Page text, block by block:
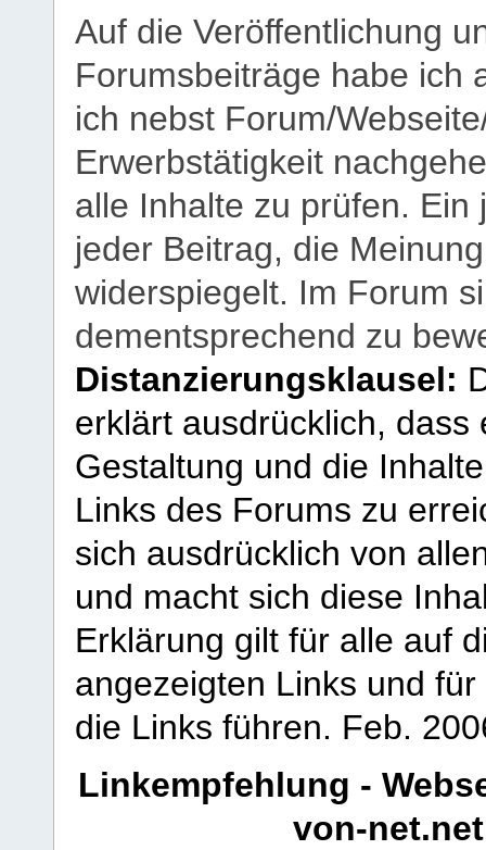
Auf die Veröffentlichung
Forumsbeiträge habe ich
ich nebst Forum/
Erwerbstätigkeit
alle Inhalte zu prüfen.
jeder Beitrag, die
widerspiegelt. Im Forum
dementsprechend zu
Distanzierungsklausel:
erklärt ausdrücklich,
Gestaltung und die
Links des Forums zu
sich ausdrücklich von
und macht sich diese
Erklärung gilt für alle auf
angezeigten Links und
die Links führen. Feb.
Linkempfehlung -
von-net.net